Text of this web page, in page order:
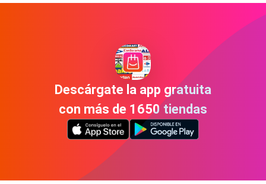
Descárgate la app gratuita
con más de 1650 tiendas